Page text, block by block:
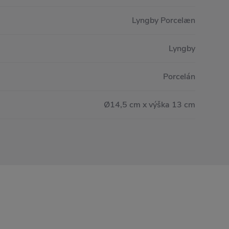
Lyngby Porcelæn
Lyngby
Porcelán
Ø14,5 cm x výška 13 cm